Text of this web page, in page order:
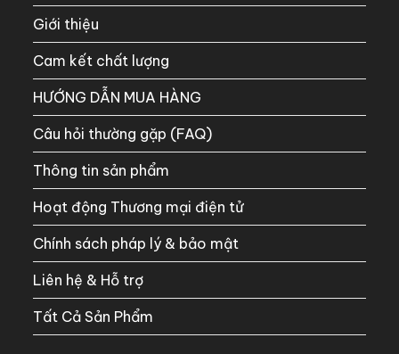
Giới thiệu
Cam kết chất lượng
HƯỚNG DẪN MUA HÀNG
Câu hỏi thường gặp (FAQ)
Thông tin sản phẩm
Hoạt động Thương mại điện tử
Chính sách pháp lý & bảo mật
Liên hệ & Hỗ trợ
Tất Cả Sản Phẩm